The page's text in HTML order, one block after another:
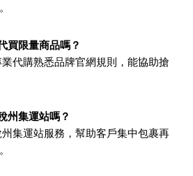
買限量商品嗎？
代購熟悉品牌官網規則，能協助搶
州集運站嗎？
集運站服務，幫助客戶集中包裹再